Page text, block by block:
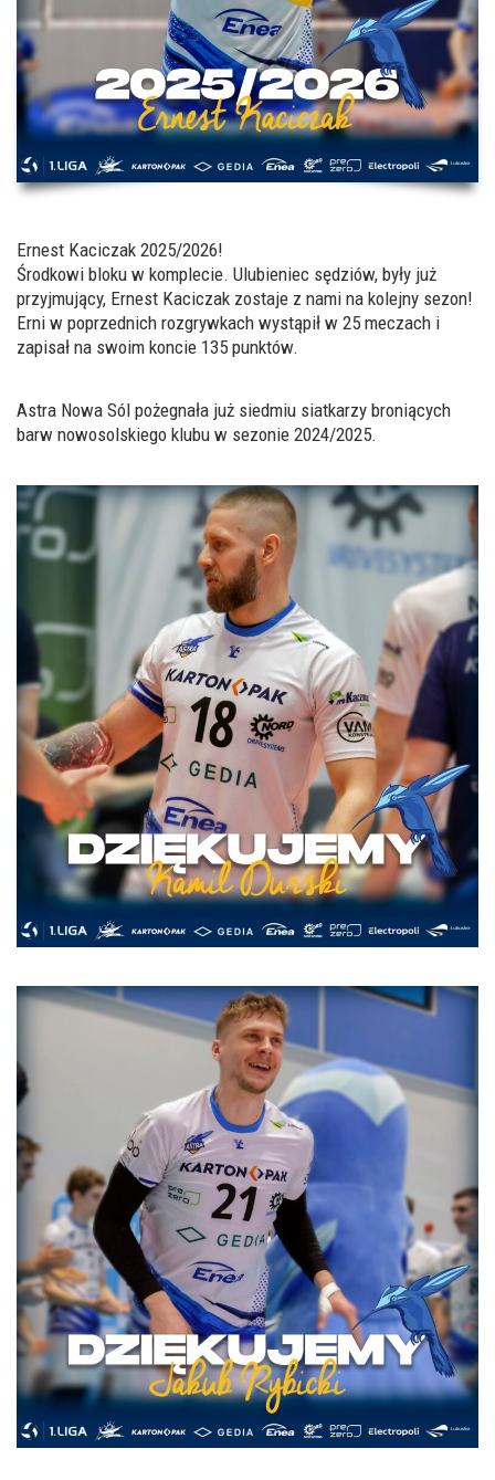
Ernest Kaciczak 2025/2026!
Środkowi bloku w komplecie. Ulubieniec sędziów, były już
przyjmujący, Ernest Kaciczak zostaje z nami na kolejny sezon!
Erni w poprzednich rozgrywkach wystąpił w 25 meczach i
zapisał na swoim koncie 135 punktów.
Astra Nowa Sól pożegnała już siedmiu siatkarzy broniących
barw nowosolskiego klubu w sezonie 2024/2025.